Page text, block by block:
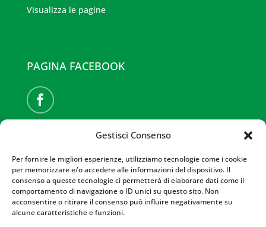
Gestisci Consenso
Per fornire le migliori esperienze, utilizziamo tecnologie come i cookie
per memorizzare e/o accedere alle informazioni del dispositivo. Il
consenso a queste tecnologie ci permetterà di elaborare dati come il
comportamento di navigazione o ID unici su questo sito. Non
acconsentire o ritirare il consenso può influire negativamente su
alcune caratteristiche e funzioni.
Visualizza le pagine
PAGINA FACEBOOK
MILANO E BRIANZA
LISSONE
COLOGNO MONZESE
VIMODRONE
SAN GIULIANO MILANESE